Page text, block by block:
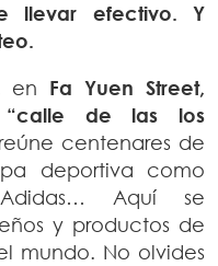
llevar efectivo. Y
en Fa Yuen Street,
“calle de las los
centenares de
deportiva como
Aquí se
y productos de
mundo. No olvides